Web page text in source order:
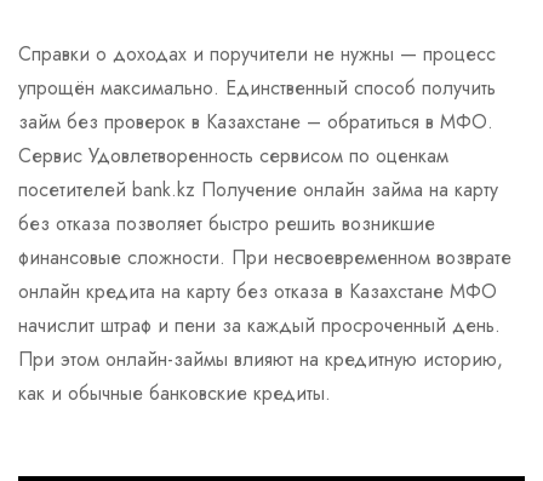
Справки о доходах и поручители не нужны — процесс
упрощён максимально. Единственный способ получить
займ без проверок в Казахстане – обратиться в МФО.
Сервис Удовлетворенность сервисом по оценкам
посетителей bank.kz Получение онлайн займа на карту
без отказа позволяет быстро решить возникшие
финансовые сложности. При несвоевременном возврате
онлайн кредита на карту без отказа в Казахстане МФО
начислит штраф и пени за каждый просроченный день.
При этом онлайн-займы влияют на кредитную историю,
как и обычные банковские кредиты.